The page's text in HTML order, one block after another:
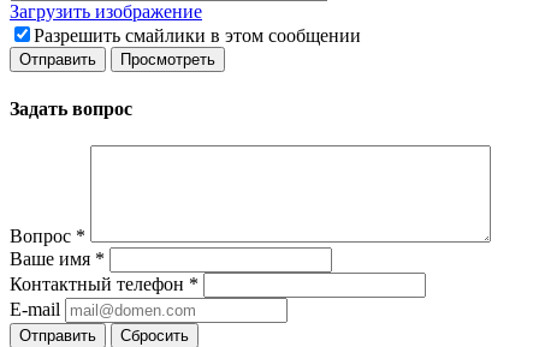
Загрузить изображение
Разрешить смайлики в этом сообщении
Задать вопрос
Вопрос *
Ваше имя *
Контактный телефон *
E-mail
Сбросить